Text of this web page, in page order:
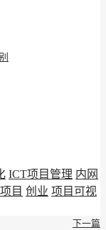
ICT项目管理 内网
目 创业 项目可视
下一篇